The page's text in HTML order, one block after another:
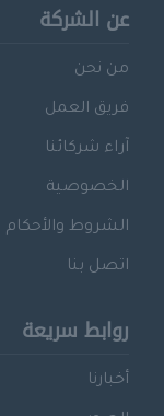
عن الشركة
من نحن
فريق العمل
آراء شركائنا
الخصوصية
الشروط والأحكام
اتصل بنا
روابط سريعة
أخبارنا